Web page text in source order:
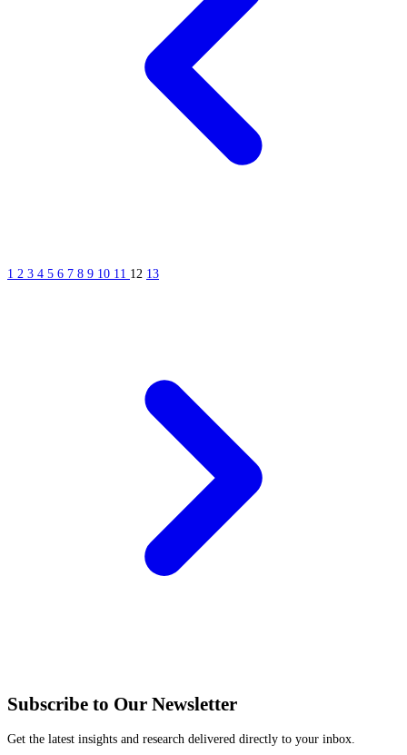
1 2 3 4 5 6 7 8 9 10 11 12 13
Subscribe to Our Newsletter
Get the latest insights and research delivered directly to your inbox.